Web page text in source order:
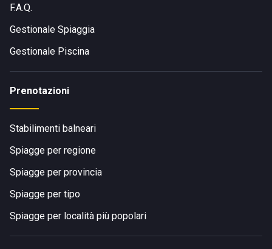
F.A.Q.
Gestionale Spiaggia
Gestionale Piscina
Prenotazioni
Stabilimenti balneari
Spiagge per regione
Spiagge per provincia
Spiagge per tipo
Spiagge per località più popolari